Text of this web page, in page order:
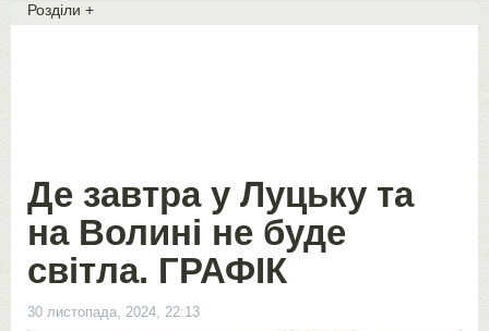
Розділи +
Де завтра у Луцьку та
на Волині не буде
світла. ГРАФІК
30 листопада, 2024, 22:13